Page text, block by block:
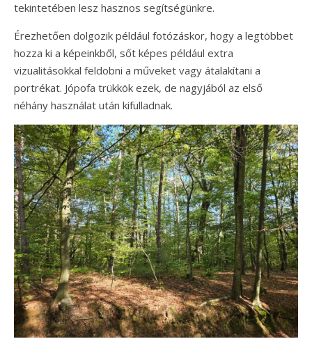
tekintetében lesz hasznos segítségünkre.
Érezhetően dolgozik például fotózáskor, hogy a legtöbbet
hozza ki a képeinkből, sőt képes például extra
vizualitásokkal feldobni a műveket vagy átalakítani a
portrékat. Jópofa trükkök ezek, de nagyjából az első
néhány használat után kifulladnak.